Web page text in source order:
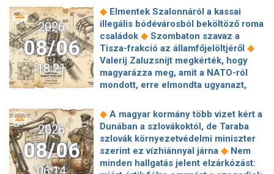
Donald Trump
◆ „Kevésen múlt a
katasztrófa” – szintet léphetett az
orosz hibrid hadviselés ◆
Ákos: Vagyonkezelés közérdekből: mi
jön a kekvák után? ◆ Térképen, ahogy
hajnalban elérte Magyarország
határát a hidegfront ◆ A forintot is
megütheti az aszály ◆ Szombaton
államfőjelöltjéről◆Egyre inkább az
agglomerációt választják a főváros
helyett, akik százmilliónál többért
vennének lakást◆Robbanószereket
találtak Budapesten, péntek hajnalban
2026
08/06
18:21
◆ Elmentek Szalonnáról a kassai
illegális bódévárosból beköltöző roma
családok ◆ Szombaton szavaz a
Tisza-frakció az államfőjelöltjéről ◆
Valerij Zaluzsnijt megkérték, hogy
magyarázza meg, amit a NATO-ról
mondott, erre elmondta ugyanazt,
kötött szerződéseket a HM cége a
Lounge Eventtel, a miniszter
feljelentést tett
◆Orbán Anita
megkérte a szlovák kormányt, hogy
segítse a magyar vízellátást ◆ Forró
augusztus: gátja lehet az uniós
2026
08/06
06:14
◆ A magyar kormány több vizet kért a
Dunában a szlovákoktól, de Taraba
szlovák környezetvédelmi miniszter
szerint ez vízhiánnyal járna ◆ Nem
minden hallgatás jelent elzárkózást: